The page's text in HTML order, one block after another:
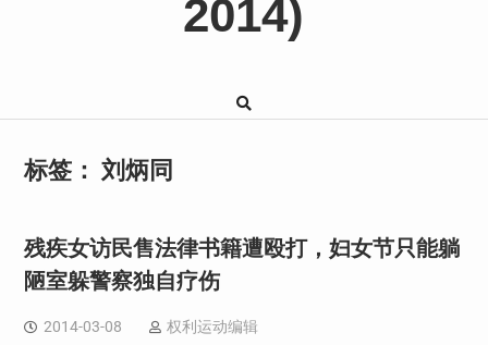
2014)
标签： 刘炳同
残疾女访民售法律书籍遭殴打，妇女节只能躺
陋室躲警察独自疗伤
2014-03-08 权利运动编辑